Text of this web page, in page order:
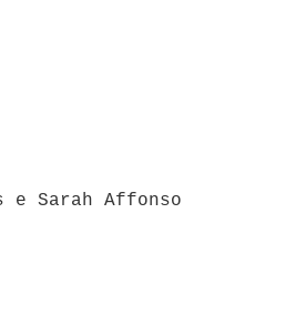
e Sarah Affonso